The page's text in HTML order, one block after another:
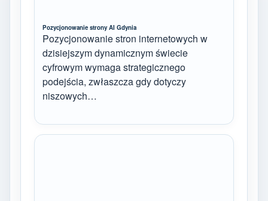
Pozycjonowanie strony AI Gdynia
Pozycjonowanie stron internetowych w
dzisiejszym dynamicznym świecie
cyfrowym wymaga strategicznego
podejścia, zwłaszcza gdy dotyczy
niszowych…